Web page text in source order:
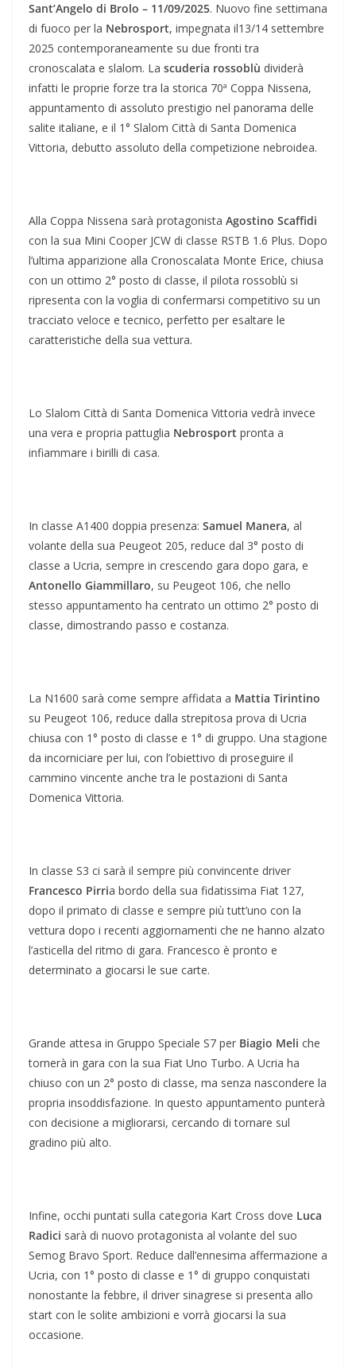
Sant’Angelo di Brolo – 11/09/2025. Nuovo fine settimana
di fuoco per la Nebrosport, impegnata il13/14 settembre
2025 contemporaneamente su due fronti tra
cronoscalata e slalom. La scuderia rossoblù dividerà
infatti le proprie forze tra la storica 70ª Coppa Nissena,
appuntamento di assoluto prestigio nel panorama delle
salite italiane, e il 1° Slalom Città di Santa Domenica
Vittoria, debutto assoluto della competizione nebroidea.
Alla Coppa Nissena sarà protagonista Agostino Scaffidi
con la sua Mini Cooper JCW di classe RSTB 1.6 Plus. Dopo
l’ultima apparizione alla Cronoscalata Monte Erice, chiusa
con un ottimo 2° posto di classe, il pilota rossoblù si
ripresenta con la voglia di confermarsi competitivo su un
tracciato veloce e tecnico, perfetto per esaltare le
caratteristiche della sua vettura.
Lo Slalom Città di Santa Domenica Vittoria vedrà invece
una vera e propria pattuglia Nebrosport pronta a
infiammare i birilli di casa.
In classe A1400 doppia presenza: Samuel Manera, al
volante della sua Peugeot 205, reduce dal 3° posto di
classe a Ucria, sempre in crescendo gara dopo gara, e
Antonello Giammillaro, su Peugeot 106, che nello
stesso appuntamento ha centrato un ottimo 2° posto di
classe, dimostrando passo e costanza.
La N1600 sarà come sempre affidata a Mattia Tirintino
su Peugeot 106, reduce dalla strepitosa prova di Ucria
chiusa con 1° posto di classe e 1° di gruppo. Una stagione
da incorniciare per lui, con l’obiettivo di proseguire il
cammino vincente anche tra le postazioni di Santa
Domenica Vittoria.
In classe S3 ci sarà il sempre più convincente driver
Francesco Pirria bordo della sua fidatissima Fiat 127,
dopo il primato di classe e sempre più tutt’uno con la
vettura dopo i recenti aggiornamenti che ne hanno alzato
l’asticella del ritmo di gara. Francesco è pronto e
determinato a giocarsi le sue carte.
Grande attesa in Gruppo Speciale S7 per Biagio Meli che
tornerà in gara con la sua Fiat Uno Turbo. A Ucria ha
chiuso con un 2° posto di classe, ma senza nascondere la
propria insoddisfazione. In questo appuntamento punterà
con decisione a migliorarsi, cercando di tornare sul
gradino più alto.
Infine, occhi puntati sulla categoria Kart Cross dove Luca
Radici sarà di nuovo protagonista al volante del suo
Semog Bravo Sport. Reduce dall’ennesima affermazione a
Ucria, con 1° posto di classe e 1° di gruppo conquistati
nonostante la febbre, il driver sinagrese si presenta allo
start con le solite ambizioni e vorrà giocarsi la sua
occasione.